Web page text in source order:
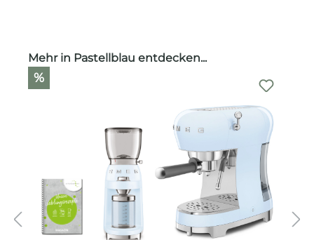
Produktgalerie überspringen
Mehr in Pastellblau entdecken...
%